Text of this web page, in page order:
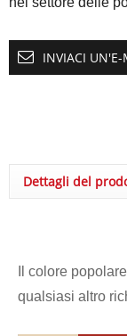
INVIACI UN'E-
Dettagli del
Il colore
qualsiasi altro